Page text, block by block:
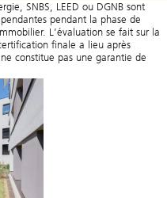
SNBS, LEED ou DGNB sont
pendant la phase de
L’évaluation se fait sur la
finale a lieu après
constitue pas une garantie de